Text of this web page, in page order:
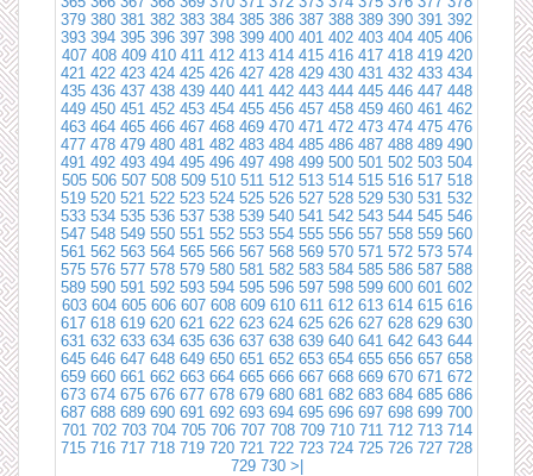
379 380 381 382 383 384 385 386 387 388 389 390 391 392
393 394 395 396 397 398 399 400 401 402 403 404 405 406
407 408 409 410 411 412 413 414 415 416 417 418 419 420
421 422 423 424 425 426 427 428 429 430 431 432 433 434
435 436 437 438 439 440 441 442 443 444 445 446 447 448
449 450 451 452 453 454 455 456 457 458 459 460 461 462
463 464 465 466 467 468 469 470 471 472 473 474 475 476
477 478 479 480 481 482 483 484 485 486 487 488 489 490
491 492 493 494 495 496 497 498 499 500 501 502 503 504
505 506 507 508 509 510 511 512 513 514 515 516 517 518
519 520 521 522 523 524 525 526 527 528 529 530 531 532
533 534 535 536 537 538 539 540 541 542 543 544 545 546
547 548 549 550 551 552 553 554 555 556 557 558 559 560
561 562 563 564 565 566 567 568 569 570 571 572 573 574
575 576 577 578 579 580 581 582 583 584 585 586 587 588
589 590 591 592 593 594 595 596 597 598 599 600 601 602
603 604 605 606 607 608 609 610 611 612 613 614 615 616
617 618 619 620 621 622 623 624 625 626 627 628 629 630
631 632 633 634 635 636 637 638 639 640 641 642 643 644
645 646 647 648 649 650 651 652 653 654 655 656 657 658
659 660 661 662 663 664 665 666 667 668 669 670 671 672
673 674 675 676 677 678 679 680 681 682 683 684 685 686
687 688 689 690 691 692 693 694 695 696 697 698 699 700
701 702 703 704 705 706 707 708 709 710 711 712 713 714
715 716 717 718 719 720 721 722 723 724 725 726 727 728
729 730 >|